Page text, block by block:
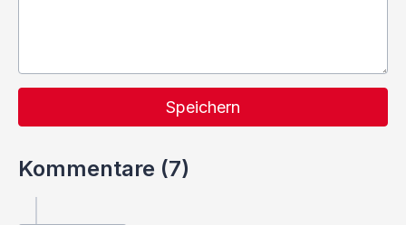
Speichern
Kommentare (7)